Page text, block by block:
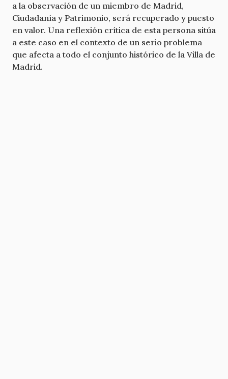
a la observación de un miembro de Madrid,
Ciudadanía y Patrimonio, será recuperado y puesto
en valor. Una reflexión crítica de esta persona sitúa
a este caso en el contexto de un serio problema
que afecta a todo el conjunto histórico de la Villa de
Madrid.